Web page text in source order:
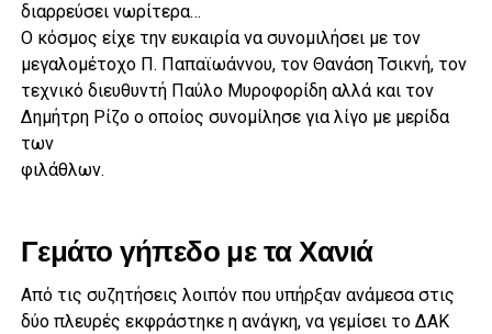
διαρρεύσει νωρίτερα…
Ο κόσμος είχε την ευκαιρία να συνομιλήσει με τον
μεγαλομέτοχο Π. Παπαϊωάννου, τον Θανάση Τσικνή, τον
τεχνικό διευθυντή Παύλο Μυροφορίδη αλλά και τον
Δημήτρη Ρίζο ο οποίος συνομίλησε για λίγο με μερίδα
των
φιλάθλων.
Γεμάτο γήπεδο με τα Χανιά
Από τις συζητήσεις λοιπόν που υπήρξαν ανάμεσα στις
δύο πλευρές εκφράστηκε η ανάγκη, να γεμίσει το ΔΑΚ